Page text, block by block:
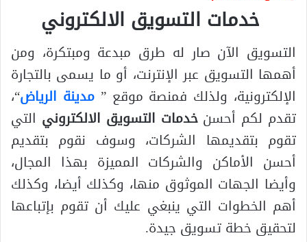
خدمات التسويق الالكتروني
التسويق الآن صار له طرق مبدعة ومبتكرة، ومن
أهمها التسويق عبر الإنترنت، أو ما يسمى بالتجارة
الإلكترونية، ولذلك فمنصة موقع ”مدينة الرياض“،
تقدم لكم أحسنخدمات التسويق الالكتروني التي
تقوم بتقديمها الشركات، وسوف نقوم بتقديم
أحسن الأماكن والشركات المميزة بهذا المجال،
وأيضا الجهات الموثوق منها، وكذلك أيضا، وكذلك
أهم الخطوات التي ينبغي عليك أن تقوم بإتباعها
لتحقيق خطة تسويق جيدة.